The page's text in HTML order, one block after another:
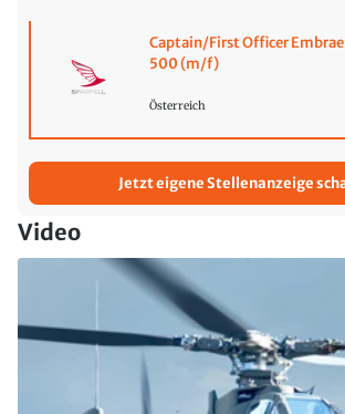
Captain/First Officer
500 (m/f)
Österreich
Jetzt eigene Stellenanzeige
Video